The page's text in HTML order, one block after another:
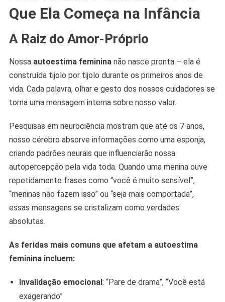
Que Ela Começa na Infância
A Raiz do Amor-Próprio
Nossa autoestima femininanão nasce pronta – ela é
construída tijolo por tijolo durante os primeiros anos de
vida. Cada palavra, olhar e gesto dos nossos cuidadores se
torna uma mensagem interna sobre nosso valor.
Pesquisas em neurociência mostram que até os 7 anos,
nosso cérebro absorve informações como uma esponja,
criando padrões neurais que influenciarão nossa
autopercepção pela vida toda. Quando uma menina ouve
repetidamente frases como “você é muito sensível”,
“meninas não fazem isso” ou “seja mais comportada”,
essas mensagens se cristalizam como verdades
absolutas.
As feridas mais comuns que afetam a autoestima
feminina incluem:
Invalidação emocional : “Pare de drama”, “Você está
exagerando”